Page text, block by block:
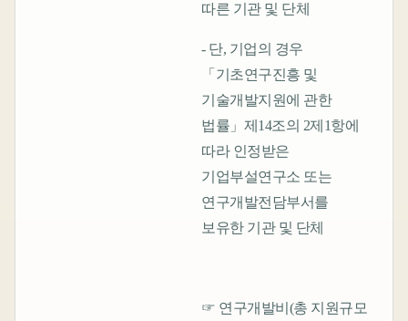
따른 기관 및 단체
- 단, 기업의 경우
「기초연구진흥 및
기술개발지원에 관한
법률」제14조의 2제1항에
따라 인정받은
기업부설연구소 또는
연구개발전담부서를
보유한 기관 및 단체
☞ 연구개발비(총 지원규모